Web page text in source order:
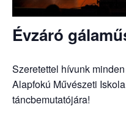
Évzáró
Szeretettel hívunk
Alapfokú Művészeti
táncbemutatójára!